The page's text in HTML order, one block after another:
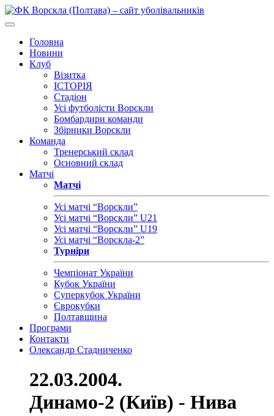
Головна
Новини
Клуб
Візитка
ІСТОРІЯ
Стадіон
Усі футболісти Ворскли
Бомбардири команди
Збірники Ворскли
Команда
Тренерський склад
Основний склад
Матчі
Матчі
Усі матчі “Ворскли”
Усі матчі “Ворскли” U21
Усі матчі “Ворскли” U19
Усі матчі “Ворскла-2”
Турніри
Чемпіонат України
Кубок України
Суперкубок України
Єврокубки
Полтавщина
Програми
Контакти
Олександр Стадниченко
22.03.2004.
Динамо-2 (Київ) - Нива